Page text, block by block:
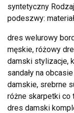
syntetyczny
podeszwy:
dres welurowy
męskie, różowy
damski stylizacje,
sandały na
damskie, srebrne
różne skarpetki co
dres damski